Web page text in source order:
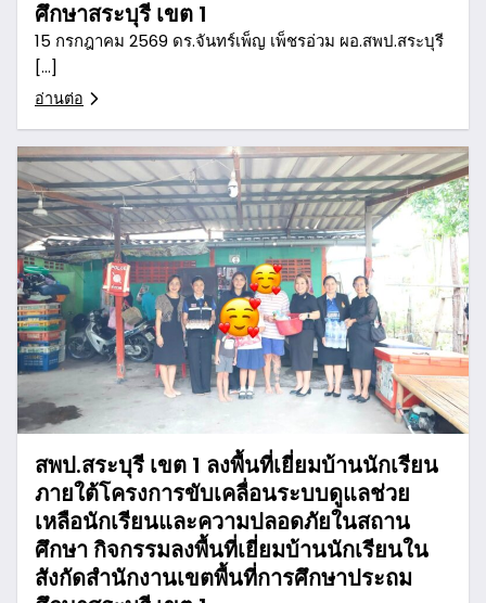
ศึกษาสระบุรี เขต 1
15 กรกฎาคม 2569 ดร.จันทร์เพ็ญ เพ็ชรอ่วม ผอ.สพป.สระบุรี
[…]
อ่านต่อ
สพป.สระบุรี เขต 1 ลงพื้นที่เยี่ยมบ้านนักเรียน
ภายใต้โครงการขับเคลื่อนระบบดูแลช่วย
เหลือนักเรียนและความปลอดภัยในสถาน
ศึกษา กิจกรรมลงพื้นที่เยี่ยมบ้านนักเรียนใน
สังกัดสำนักงานเขตพื้นที่การศึกษาประถม